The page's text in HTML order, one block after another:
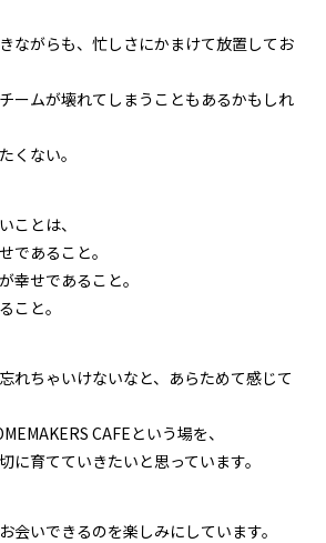
ながらも、忙しさにかまけて放置してお
ームが壊れてしまうこともあるかもしれ
くない。
ことは、
であること。
幸せであること。
こと。
れちゃいけないなと、あらためて感じて
CAFEという場を、
に育てていきたいと思っています。
会いできるのを楽しみにしています。